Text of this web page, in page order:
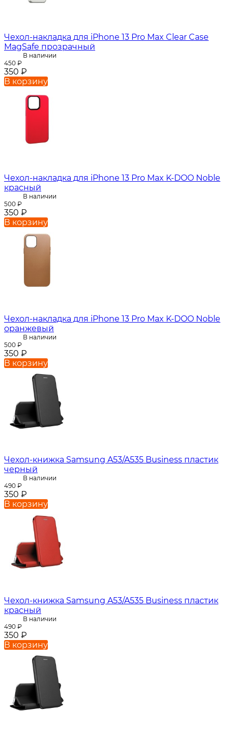
Чехол-накладка для iPhone 13 Pro Max Clear Case
MagSafe прозрачный
В наличии
450 ₽
350 ₽
В корзину
Чехол-накладка для iPhone 13 Pro Max K-DOO Noble
красный
В наличии
500 ₽
350 ₽
В корзину
Чехол-накладка для iPhone 13 Pro Max K-DOO Noble
оранжевый
В наличии
500 ₽
350 ₽
В корзину
Чехол-книжка Samsung A53/A535 Business пластик
черный
В наличии
490 ₽
350 ₽
В корзину
Чехол-книжка Samsung A53/A535 Business пластик
красный
В наличии
490 ₽
350 ₽
В корзину